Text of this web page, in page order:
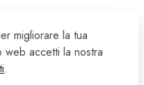
migliorare la tua
web accetti la nostra
.